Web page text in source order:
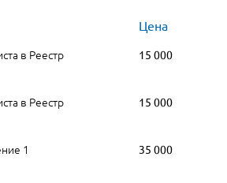
Цена
в Реестр
15 000
в Реестр
15 000
1
35 000